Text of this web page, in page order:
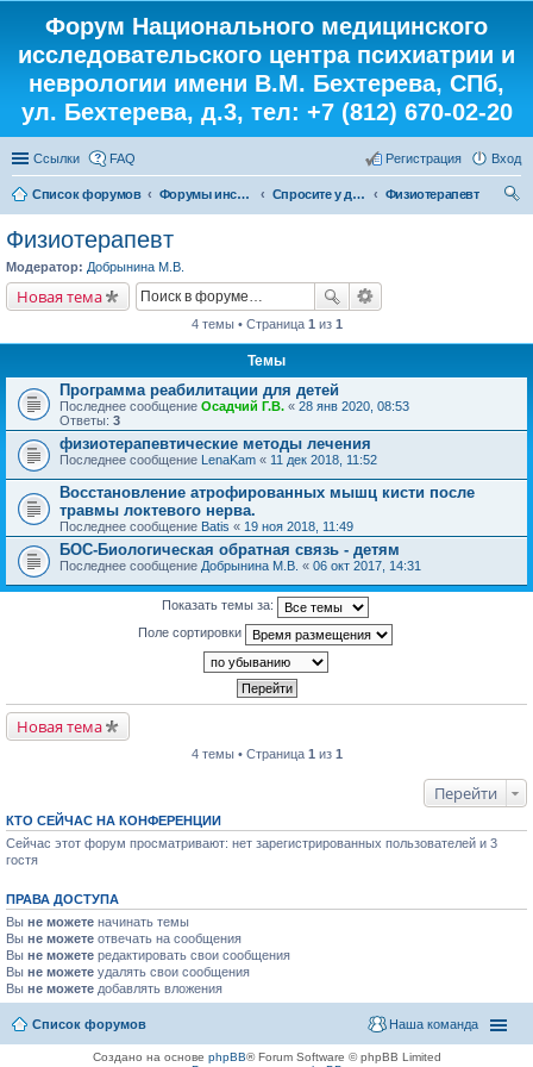
Форум Национального медицинского
исследовательского центра психиатрии и
неврологии имени В.М. Бехтерева, СПб,
ул. Бехтерева, д.3, тел: +7 (812) 670-02-20
Ссылки FAQ Вход
Регистрация
Список форумов Форумы института Спросите у доктора
Физиотерапевт
Физиотерапевт
Модератор: Добрынина М.В.
Новая тема
4 темы • Страница 1 из 1
Темы
Программа реабилитации для детей
Последнее сообщение Осадчий Г.В. « 28 янв 2020, 08:53
Ответы: 3
физиотерапевтические методы лечения
Последнее сообщение LenaKam « 11 дек 2018, 11:52
Восстановление атрофированных мышц кисти после
травмы локтевого нерва.
Последнее сообщение Batis « 19 ноя 2018, 11:49
БОС-Биологическая обратная связь - детям
Последнее сообщение Добрынина М.В. « 06 окт 2017, 14:31
Показать темы за:
Поле сортировки
Новая тема
4 темы • Страница 1 из 1
Перейти
КТО СЕЙЧАС НА КОНФЕРЕНЦИИ
Сейчас этот форум просматривают: нет зарегистрированных пользователей и 3
гостя
ПРАВА ДОСТУПА
Вы не можете начинать темы
Вы не можете отвечать на сообщения
Вы не можете редактировать свои сообщения
Вы не можете удалять свои сообщения
Вы не можете добавлять вложения
Список форумов Наша команда
Создано на основе phpBB® Forum Software © phpBB Limited